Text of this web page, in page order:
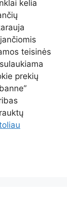
kelia
teisinės
prekių